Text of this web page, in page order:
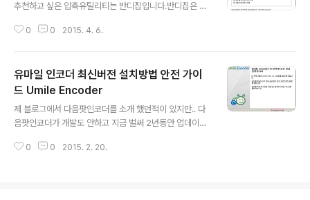
추천하고 싶은 압축유틸리티는 반디집입니다.반디집은 반
그램입니다. 자세한 사항은 반디소프트에서 확인 하세요! h
반디집(Bandizip)은... 멀티코어를 활용하여 '최대 6배'까
지 빠른 속도로 압축이 가능한 고성능 무료 압축프로그램
으로 대용량 파일 압축과 분할 압축 및 해제 기능이 뛰어나
고 ALZ, EGG 파일 등 다양한 압축 포맷을 지원합니다. 가
로 사용이 가능합니다. 반디집의 설치 경로입니다.보통은
0 0 2015. 4. 6.
유마일 인코더 최신버전 설치방법 안전 가이
드 Umile Encoder
제 블로그에서 다음팟인코더를 소개 했던적이 있지만.. 다
음팟인코더가 개발도 안하고 지금 벌써 2년동안 업데이트
용하는 편입니다. 유마일인코더를 사용하면 악성코드가 깔
0 0 2015. 2. 20.